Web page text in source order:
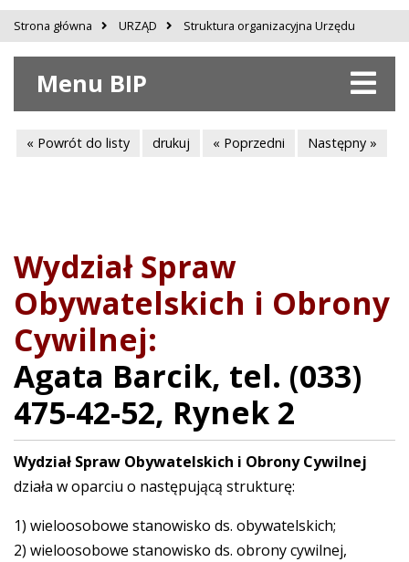
Strona główna URZĄD Struktura organizacyjna Urzędu
Menu BIP
« Powrót do listy drukuj « Poprzedni Następny »
Wydział Spraw
Obywatelskich i Obrony
Cywilnej:
Agata Barcik, tel. (033)
475-42-52, Rynek 2
Wydział Spraw Obywatelskich i Obrony Cywilnej
działa w oparciu o następującą strukturę:
1) wieloosobowe stanowisko ds. obywatelskich;
2) wieloosobowe stanowisko ds. obrony cywilnej,